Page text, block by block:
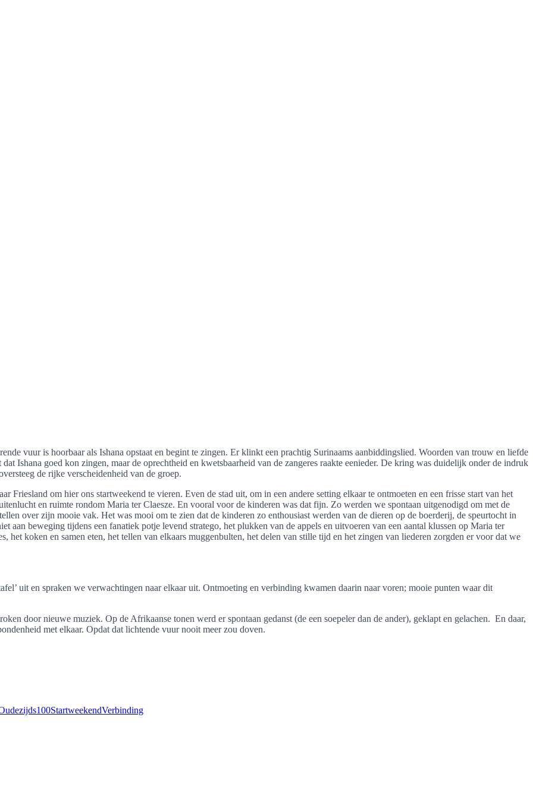
vuur is hoorbaar als Ishana opstaat en begint te zingen. Er klinkt een prachtig Surinaams aanbiddingslied. Woorden van trouw en liefde
Ishana goed kon zingen, maar de oprechtheid en kwetsbaarheid van de zangeres raakte eenieder. De kring was duidelijk onder de indruk
de rijke verscheidenheid van de groep.
Friesland om hier ons startweekend te vieren. Even de stad uit, om in een andere setting elkaar te ontmoeten en een frisse start van het
en ruimte rondom Maria ter Claesze. En vooral voor de kinderen was dat fijn. Zo werden we spontaan uitgenodigd om met de
over zijn mooie vak. Het was mooi om te zien dat de kinderen zo enthousiast werden van de dieren op de boerderij, de speurtocht in
aan beweging tijdens een fanatiek potje levend stratego, het plukken van de appels en uitvoeren van een aantal klussen op Maria ter
het koken en samen eten, het tellen van elkaars muggenbulten, het delen van stille tijd en het zingen van liederen zorgden er voor dat we
uit en spraken we verwachtingen naar elkaar uit. Ontmoeting en verbinding kwamen daarin naar voren; mooie punten waar dit
door nieuwe muziek. Op de Afrikaanse tonen werd er spontaan gedanst (de een soepeler dan de ander), geklapt en gelachen. En daar,
met elkaar. Opdat dat lichtende vuur nooit meer zou doven.
StartweekendVerbinding